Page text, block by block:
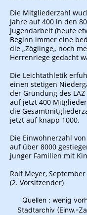
Die Mitgliederzahl
Jahre auf 400 in den
Jugendarbeit (heute
Beginn immer eine
die „Zöglinge„ noch
Herrenriege gedacht
Die Leichtathletik
einen stetigen
der Gründung des
auf jetzt 400
die
jetzt auf knapp 1000.
Die Einwohnerzahl
auf über 8000
junger Familien mit
Rolf Meyer, September
(2. Vorsitzender)
Quellen : wenig
Stadtarchiv (Einw.-